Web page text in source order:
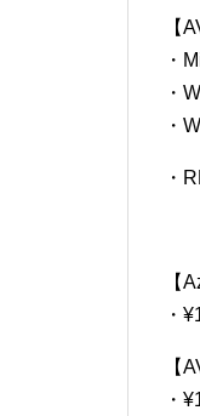
【
・
・
・
・
【
・
【
・